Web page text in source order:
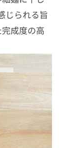
じられる旨
成度の高